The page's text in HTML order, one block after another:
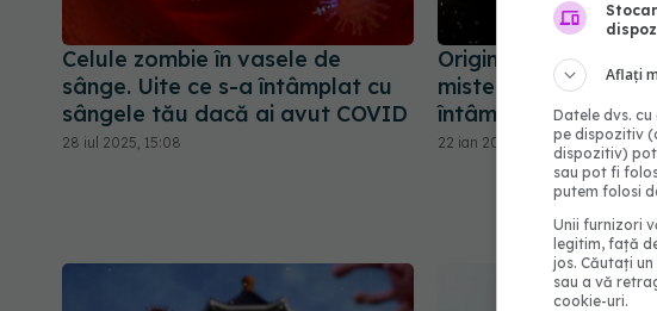
Celule zombie în vasele de
sânge. Uite ce s-a întâmplat cu
sângele tău dacă ai avut COVID
28 iul 2025, 15:08
Originea COVID-19
mister. Ce ascunde
întâmplat, de fapt,
22 ian 2025, 18:57
Aflați
Datele dvs.
pe dispozitiv
dispozitiv) pot
sau pot fi
putem folosi
Unii furnizori
legitim, față
jos. Căutați
sau a vă
cookie-uri.